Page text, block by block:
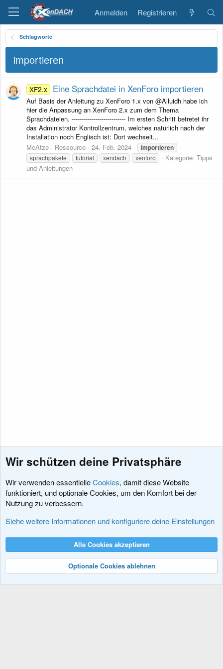
Anmelden Registrieren
Schlagworte
importieren
XF2.x Eine Sprachdatei in XenForo importieren
Auf Basis der Anleitung zu XenForo 1.x von @Alluidh habe ich
hier die Anpassung an XenForo 2.x zum dem Thema
Sprachdateien. --------------------------- Im ersten Schritt betretet ihr
das Administrator Kontrollzentrum, welches natürlich nach der
Installation noch Englisch ist: Dort wechselt...
McAtze
Ressource 24. Feb. 2024 importieren
sprachpakete tutorial xendach xenforo Kategorie: Tipps
und Anleitungen
Schlagworte
Nutzungsbedingungen Datenschutz
R
Community platform by XenForo® © 2010-2024 XenForo Ltd.
Wir schützen deine Privatsphäre
Wir verwenden essentielleCookies, damit diese Website
funktioniert, und optionale Cookies, um den Komfort bei der
Nutzung zu verbessern.
Siehe weitere Informationen und konfiguriere deine Einstellungen
Alle Cookies akzeptieren
Optionale Cookies ablehnen